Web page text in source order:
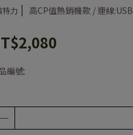
特力 高CP值熱銷機款 / 連線:USB
編號: